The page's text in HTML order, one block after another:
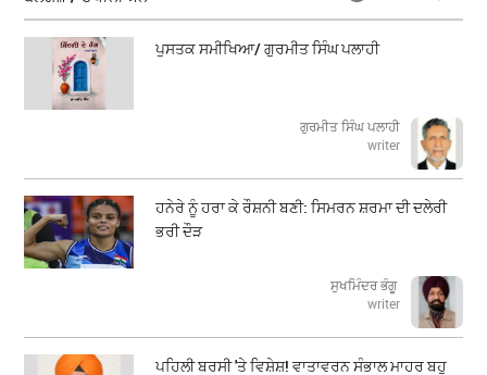
ਪੁਸਤਕ ਸਮੀਖਿਆ/ ਗੁਰਮੀਤ ਸਿੰਘ ਪਲਾਹੀ
ਗੁਰਮੀਤ ਸਿੰਘ ਪਲਾਹੀ
writer
ਹਨੇਰੇ ਨੂੰ ਹਰਾ ਕੇ ਰੌਸ਼ਨੀ ਬਣੀ: ਸਿਮਰਨ ਸ਼ਰਮਾ ਦੀ ਦਲੇਰੀ
ਭਰੀ ਦੌੜ
ਸੁਖਮਿੰਦਰ ਭੰਗੂ
writer
ਪਹਿਲੀ ਬਰਸੀ 'ਤੇ ਵਿਸ਼ੇਸ਼! ਵਾਤਾਵਰਨ ਸੰਭਾਲ ਮਾਹਰ ਬਹੁ